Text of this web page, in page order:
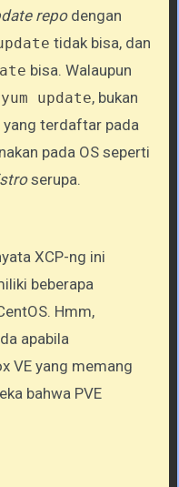
repodengan
tidak bisa, dan
bisa. Walaupun
yum update, bukan
terdaftar pada
pada OS seperti
serupa.
XCP-ng ini
beberapa
Hmm,
apabila
VE yang memang
bahwa PVE